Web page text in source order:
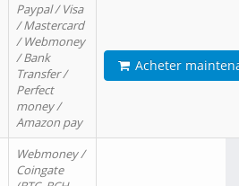
Paypal / Visa
/ Mastercard
/ Webmoney
/ Bank
Transfer /
Perfect
money /
Amazon pay
Acheter
Webmoney /
Coingate